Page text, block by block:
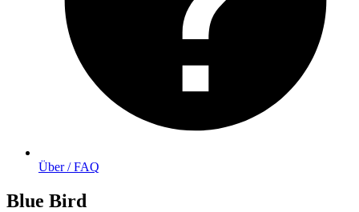
Über / FAQ
Blue Bird